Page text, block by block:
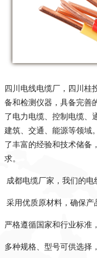
四川电线电缆厂， 四川桂
备和检测仪器，具备完善
了电力电缆、控制电缆、
建筑、交通、能源等领域
了丰富的经验和技术储备
求。
成都电缆厂家，我们的电
采用优质原材料，确保产
严格遵循国家和行业标准
多种规格、型号可供选择